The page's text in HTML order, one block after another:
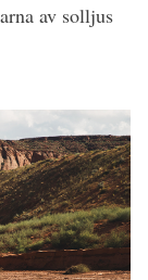
av solljus